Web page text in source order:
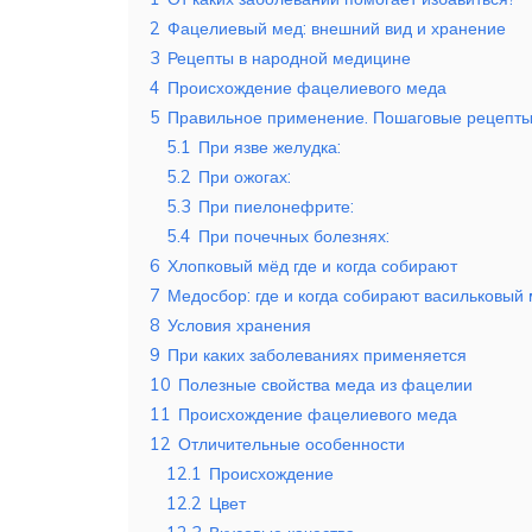
2 Фацелиевый мед: внешний вид и хранение
3 Рецепты в народной медицине
4 Происхождение фацелиевого меда
5 Правильное применение. Пошаговые рецепты
5.1 При язве желудка:
5.2 При ожогах:
5.3 При пиелонефрите:
5.4 При почечных болезнях:
6 Хлопковый мёд где и когда собирают
7 Медосбор: где и когда собирают васильковый
8 Условия хранения
9 При каких заболеваниях применяется
10 Полезные свойства меда из фацелии
11 Происхождение фацелиевого меда
12 Отличительные особенности
12.1 Происхождение
12.2 Цвет